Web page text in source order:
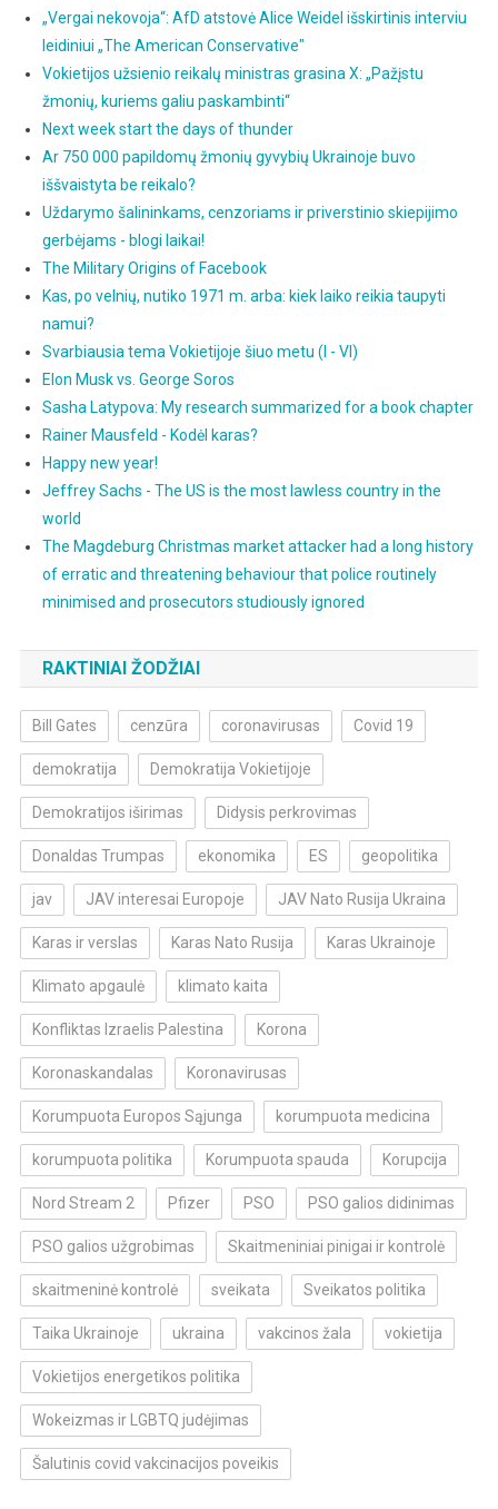
„Vergai nekovoja“: AfD atstovė Alice Weidel išskirtinis interviu
leidiniui „The American Conservative"
Vokietijos užsienio reikalų ministras grasina X: „Pažįstu
žmonių, kuriems galiu paskambinti“
Next week start the days of thunder
Ar 750 000 papildomų žmonių gyvybių Ukrainoje buvo
iššvaistyta be reikalo?
Uždarymo šalininkams, cenzoriams ir priverstinio skiepijimo
gerbėjams - blogi laikai!
The Military Origins of Facebook
Kas, po velnių, nutiko 1971 m. arba: kiek laiko reikia taupyti
namui?
Svarbiausia tema Vokietijoje šiuo metu (I - VI)
Elon Musk vs. George Soros
Sasha Latypova: My research summarized for a book chapter
Rainer Mausfeld - Kodėl karas?
Happy new year!
Jeffrey Sachs - The US is the most lawless country in the
world
The Magdeburg Christmas market attacker had a long history
of erratic and threatening behaviour that police routinely
minimised and prosecutors studiously ignored
RAKTINIAI ŽODŽIAI
Bill Gates cenzūra coronavirusas Covid 19
demokratija Demokratija Vokietijoje
Demokratijos iširimas Didysis perkrovimas
Donaldas Trumpas ekonomika ES geopolitika
jav JAV interesai Europoje JAV Nato Rusija Ukraina
Karas ir verslas Karas Nato Rusija Karas Ukrainoje
Klimato apgaulė klimato kaita
Konfliktas Izraelis Palestina Korona
Koronaskandalas Koronavirusas
Korumpuota Europos Sąjunga korumpuota medicina
korumpuota politika Korumpuota spauda Korupcija
Nord Stream 2 Pfizer PSO PSO galios didinimas
PSO galios užgrobimas Skaitmeniniai pinigai ir kontrolė
skaitmeninė kontrolė sveikata Sveikatos politika
Taika Ukrainoje ukraina vakcinos žala vokietija
Vokietijos energetikos politika
Wokeizmas ir LGBTQ judėjimas
Šalutinis covid vakcinacijos poveikis